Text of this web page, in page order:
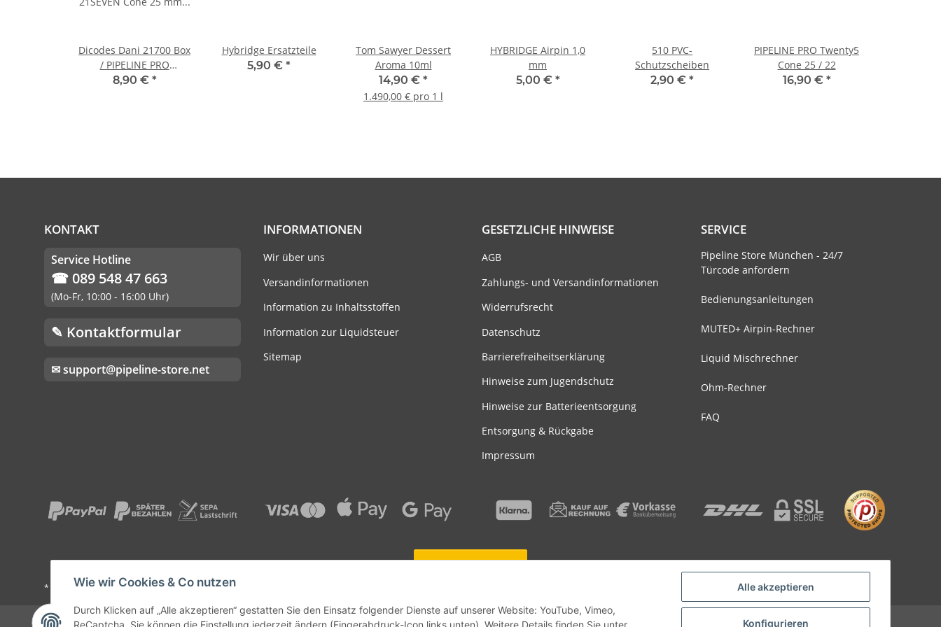
Alle akzeptieren
Konfigurieren
Wie wir Cookies & Co nutzen
Durch Klicken auf „Alle akzeptieren“ gestatten Sie den Einsatz folgender Dienste auf unserer Website: YouTube, Vimeo,
ReCaptcha. Sie können die Einstellung jederzeit ändern (Fingerabdruck-Icon links unten). Weitere Details finden Sie unter
Dicodes Dani 21700 Box
/ PIPELINE PRO
21SEVEN Cone 25 mm /
8,90 € *
Hybridge Ersatzteile
5,90 € *
Tom Sawyer Dessert
Aroma 10ml
14,90 € *
1.490,00 € pro 1 l
HYBRIDGE Airpin 1,0
mm
5,00 € *
510 PVC-
Schutzscheiben
2,90 € *
PIPELINE PRO Twenty5
Cone 25 / 22
16,90 € *
KONTAKT
Service Hotline
☎ 089 548 47 663
(Mo-Fr, 10:00 - 16:00 Uhr)
✎ Kontaktformular
✉ support@pipeline-store.net
INFORMATIONEN
Wir über uns
Versandinformationen
Information zu Inhaltsstoffen
Information zur Liquidsteuer
Sitemap
GESETZLICHE HINWEISE
AGB
Zahlungs- und Versandinformationen
Widerrufsrecht
Datenschutz
Barrierefreiheitserklärung
Hinweise zum Jugendschutz
Hinweise zur Batterieentsorgung
Entsorgung & Rückgabe
Impressum
SERVICE
Pipeline Store München - 24/7
Türcode anfordern
Bedienungsanleitungen
MUTED+ Airpin-Rechner
Liquid Mischrechner
Ohm-Rechner
FAQ
Vertrag widerrufen
* Alle Preise inkl. gesetzlicher USt., zzgl.Versand
© PIPELINE GmbH | Cached byecomDATA LiteSpeed Cache